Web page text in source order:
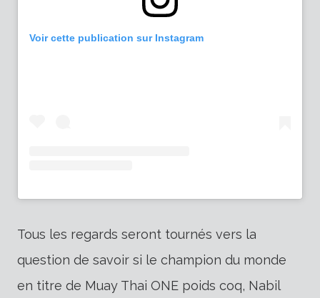
Voir cette publication sur Instagram
Tous les regards seront tournés vers la
question de savoir si le champion du monde
en titre de Muay Thai ONE poids coq, Nabil